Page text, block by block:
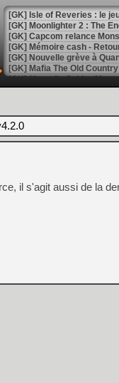
[GK] Isle of Reveries : le
[GK] Moonlighter 2 : The
[GK] Capcom relance
[Mo5] Deux inédits du
[GK] Le beat'em up The
[GK] Endless Legend 2 :
[LS] [PS5] Le WebKit
[GK] Oubliez Crazy Taxi,
[LS] [Switch] NSZ 5.0.0
[GK] No More Room in
[GK] Un chatbot Atelier
[GK] Mémoire cash -
[GK] Nvidia : le prix des
[GK] Suikoden Star Leap
[Mo5] La mini borne
[GK] Atari renoue avec les
[GK] Le studio de FIFA
[GK] La PlayStation 1 en
il s'agit aussi de la